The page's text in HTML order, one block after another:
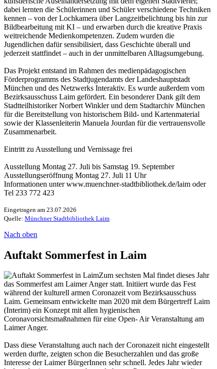
dabei lernten die Schülerinnen und Schüler verschiedene Techniken
kennen – von der Lochkamera über Langzeitbelichtung bis hin zur
Bildbearbeitung mit KI – und erwarben durch die kreative Praxis
weitreichende Medienkompetenzen. Zudem wurden die
Jugendlichen dafür sensibilisiert, dass Geschichte überall und
jederzeit stattfindet – auch in der unmittelbaren Alltagsumgebung.
Das Projekt entstand im Rahmen des medienpädagogischen
Förderprogramms des Stadtjugendamts der Landeshauptstadt
München und des Netzwerks Interaktiv. Es wurde außerdem vom
Bezirksausschuss Laim gefördert. Ein besonderer Dank gilt dem
Stadtteilhistoriker Norbert Winkler und dem Stadtarchiv München
für die Bereitstellung von historischem Bild- und Kartenmaterial
sowie der Klassenleiterin Manuela Jourdan für die vertrauensvolle
Zusammenarbeit.
Eintritt zu Ausstellung und Vernissage frei
Ausstellung Montag 27. Juli bis Samstag 19. September
Ausstellungseröffnung Montag 27. Juli 11 Uhr
Informationen unter www.muenchner-stadtbibliothek.de/laim oder
Tel 233 772 423
Eingetragen am 23.07.2026
Quelle: Münchner Stadtbibliothek Laim
Nach oben
Auftakt Sommerfest in Laim
Zum sechsten Mal findet dieses Jahr
das Sommerfest am Laimer Anger statt. Initiiert wurde das Fest
während der kulturell armen Coronazeit vom Bezirksausschuss
Laim. Gemeinsam entwickelte man 2020 mit dem Bürgertreff Laim
(Interim) ein Konzept mit allen hygienischen
Coronavorsichtsmaßnahmen für eine Open- Air Veranstaltung am
Laimer Anger.
Dass diese Veranstaltung auch nach der Coronazeit nicht eingestellt
werden durfte, zeigten schon die Besucherzahlen und das große
Interesse der Laimer BürgerInnen sehr schnell. Jedes Jahr wieder